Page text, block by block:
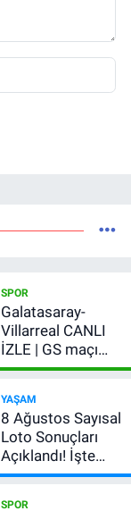
SPOR
Galatasaray-
Villarreal CANLI
İZLE | GS maçı
hangi kanalda,
YAŞAM
8 Ağustos Sayısal
Loto Sonuçları
Açıklandı! İşte
Kazandıran 6
SPOR